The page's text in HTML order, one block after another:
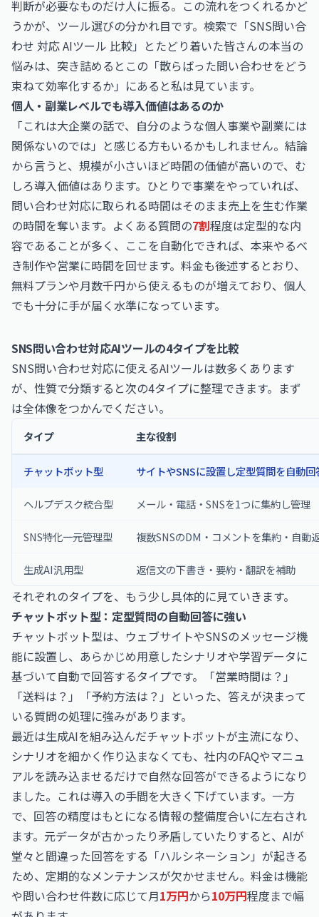
判断が必要なものだけ人に振る。この流れをつくれるかど
うかが、ツール選びの分かれ目です。検索で「SNS問い合
わせ 対応 AIツール 比較」とたどり着いた皆さんの本当の
悩みは、突き詰めるとこの「散らばった問い合わせをどう
束ねて効率化するか」にあると私は見ています。
個人・副業レベルでも導入価値はあるのか
「これは大企業の話で、自分のような個人事業や副業には
関係ないのでは」と感じる方もいるかもしれません。結論
から言うと、規模が小さいほど時間の価値が高いので、む
しろ導入価値はあります。ひとりで事業をやっていれば、
問い合わせ対応に取られる時間はそのまま売上を生む作業
の時間を奪います。よくある質問の7割程度は定型的な内
容であることが多く、ここを自動化できれば、本来やるべ
き制作や営業に時間を回せます。料金も後述するとおり、
無料プランや月数千円から使えるものが増えており、個人
でも十分に手が届く水準になっています。
SNS問い合わせ対応AIツールの4タイプを比較
SNS問い合わせ対応に使えるAIツールは数多くあります
が、性質で分類すると次の4タイプに整理できます。まず
は全体像をつかんでください。
タイプ 主な役割
チャットボット型 サイトやSNSに設置し定型質問を自動回
ヘルプデスク統合型 メール・電話・SNSを1つに集約し管理
SNS特化一元管理型 複数SNSのDM・コメントを集約・自動
生成AI汎用型 返信文の下書き・要約・翻訳を補助
それぞれのタイプを、もう少し具体的に見ていきます。
チャットボット型：定型質問の自動回答に強い
チャットボット型は、ウェブサイトやSNSのメッセージ機
能に設置し、あらかじめ用意したシナリオや学習データに
基づいて自動で回答するタイプです。「営業時間は？」
「送料は？」「予約方法は？」といった、答えが決まって
いる質問の処理に強みがあります。
最近は生成AIを組み込んだチャットボットが主流になり、
シナリオを細かく作り込まなくても、社内のFAQやマニュ
アルを読み込ませるだけで自然な回答ができるようになり
ました。これは導入の手間を大きく下げています。一方
で、回答の精度はもとになる情報の整備度合いに左右され
ます。元データが古かったり矛盾していたりすると、AIが
堂々と間違った回答をする「ハルシネーション」が起きる
ため、定期的なメンテナンスが欠かせません。料金は機能
や問い合わせ件数に応じて月1万円から10万円程度まで幅